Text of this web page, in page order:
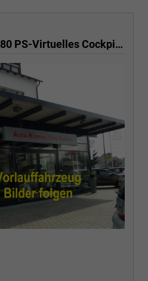
130 Jahre 1.0 MPI 80 PS-Virtuelles Cockpit-AppleCarplay-Android-Auto-LED-Klima-Tempomat-Rückfahrkamera-DAB-SHZ-15" Alu-sofort